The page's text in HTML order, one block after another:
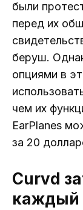
были
перед их
беруш.
опциями в
чем их
EarPlanes
за 20
Curvd
каждый